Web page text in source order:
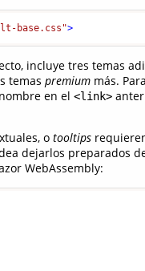
base.css">
incluye tres temas
temas premiummás.
en el <link>
o tooltips
dejarlos preparados
WebAssembly: